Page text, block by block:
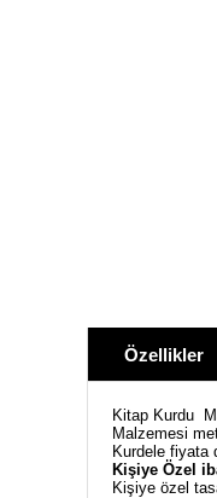
Özellikler
Kitap Kurdu
Malzemesi
Kurdele fiyata
Kişiye Özel
Kişiye özel